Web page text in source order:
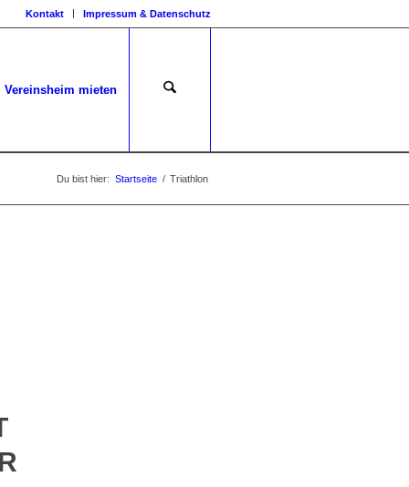
Kontakt Impressum & Datenschutz
Vereinsheim mieten
Du bist hier: Startseite / Triathlon